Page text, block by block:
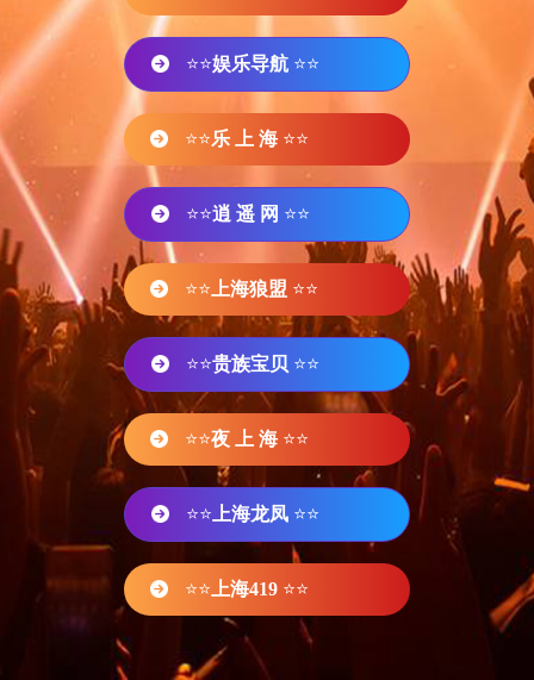
⭐⭐娱乐导航 ⭐⭐
⭐⭐乐 上 海 ⭐⭐
⭐⭐逍 遥 网 ⭐⭐
⭐⭐ 上海狼盟 ⭐⭐
⭐⭐贵族宝贝 ⭐⭐
⭐⭐夜 上 海 ⭐⭐
⭐⭐ 上海龙凤 ⭐⭐
⭐⭐ 上海419 ⭐⭐